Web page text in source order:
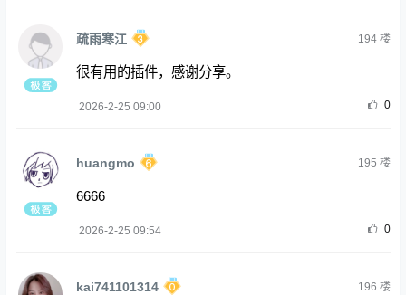
疏雨寒江 194楼
很有用的插件，感谢分享。
2026-2-25 09:00 0
huangmo 195 楼
6666
2026-2-25 09:54 0
kai741101314 196 楼